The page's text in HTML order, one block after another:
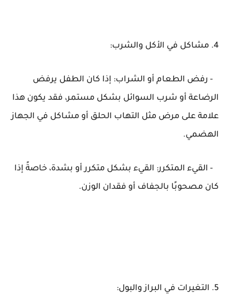
4. مشاكل في الأكل والشرب:
- رفض الطعام أو الشراب: إذا كان الطفل يرفض
الرضاعة أو شرب السوائل بشكل مستمر، فقد يكون هذا
علامة على مرض مثل التهاب الحلق أو مشاكل في الجهاز
الهضمي.
- القيء المتكرر: القيء بشكل متكرر أو بشدة، خاصةً إذا
كان مصحوبًا بالجفاف أو فقدان الوزن.
5. التغيرات في البراز والبول: